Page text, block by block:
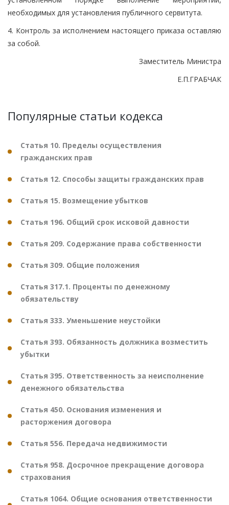
необходимых для установления публичного сервитута.
4. Контроль за исполнением настоящего приказа оставляю
за собой.
Заместитель Министра
Е.П.ГРАБЧАК
Популярные статьи кодекса
Статья 10. Пределы осуществления
гражданских прав
Статья 12. Способы защиты гражданских прав
Статья 15. Возмещение убытков
Статья 196. Общий срок исковой давности
Статья 209. Содержание права собственности
Статья 309. Общие положения
Статья 317.1. Проценты по денежному
обязательству
Статья 333. Уменьшение неустойки
Статья 393. Обязанность должника возместить
убытки
Статья 395. Ответственность за неисполнение
денежного обязательства
Статья 450. Основания изменения и
расторжения договора
Статья 556. Передача недвижимости
Статья 958. Досрочное прекращение договора
страхования
Статья 1064. Общие основания ответственности